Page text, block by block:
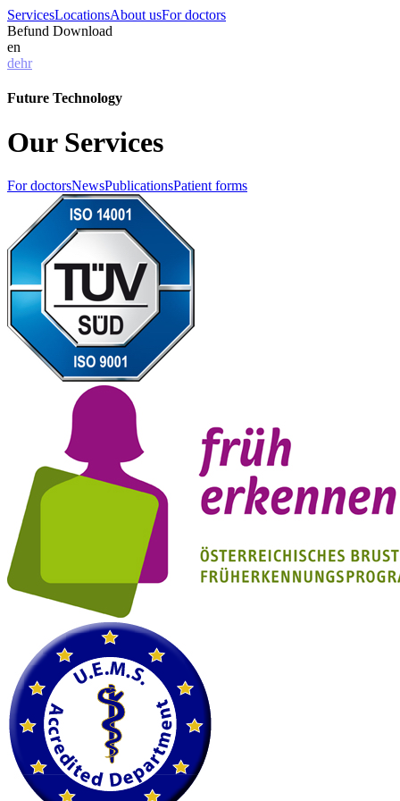
ServicesLocationsAbout usFor doctors
Befund Download
en
dehr
Future Technology
Our Services
For doctorsNewsPublicationsPatient forms